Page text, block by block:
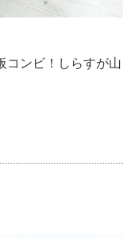
コンビ！しらすが山